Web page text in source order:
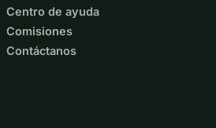
Centro de ayuda
Comisiones
Contáctanos